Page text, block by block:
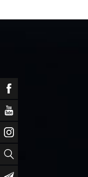
Facebook
YouTube
Instagram
Vyhledat